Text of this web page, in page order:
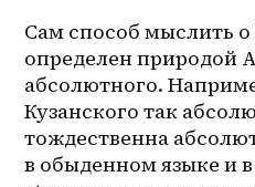
Сам способ мыслить о
определен природой
абсолютного.
Кузанского так
тождественна
в обыденном языке и